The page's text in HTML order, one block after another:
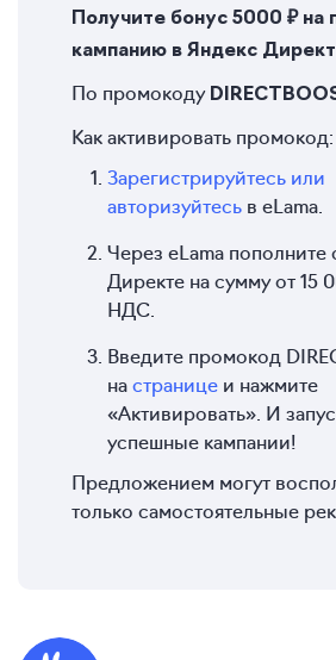
Получите бонус 5000 ₽ на
кампанию в Яндекс
По промокоду
Как активировать промокод:
Зарегистрируйтесь или
авторизуйтесь в eLama.
Через eLama пополните
Директе на сумму от 15
НДС.
Введите промокод
настранице и нажмите
«Активировать». И
успешные кампании!
Предложением могут
только самостоятельные